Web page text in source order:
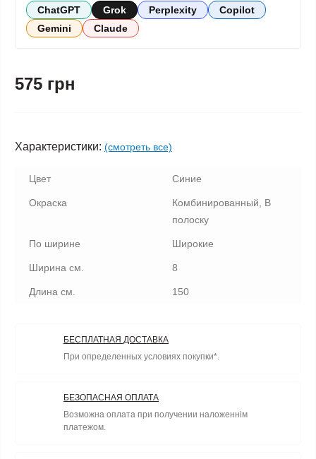
ChatGPT Grok Perplexity
Copilot
Gemini
Claude
575 грн
Характеристики: (смотреть все)
Цвет Синие
Окраска
Комбинированный, В
полоску
По ширине Широкие
Ширина см. 8
Длина см. 150
БЕСПЛАТНАЯ ДОСТАВКА
При определенных условиях покупки*.
БЕЗОПАСНАЯ ОПЛАТА
Возможна оплата при получении наложеннім
платежом.